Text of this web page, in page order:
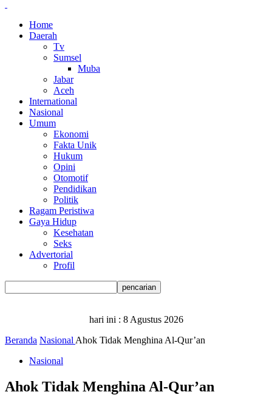
Home
Daerah
Tv
Sumsel
Muba
Jabar
Aceh
International
Nasional
Umum
Ekonomi
Fakta Unik
Hukum
Opini
Otomotif
Pendidikan
Politik
Ragam Peristiwa
Gaya Hidup
Kesehatan
Seks
Advertorial
Profil
hari ini : 8 Agustus 2026
Beranda Nasional Ahok Tidak Menghina Al-Qur’an
Nasional
Ahok Tidak Menghina Al-Qur’an